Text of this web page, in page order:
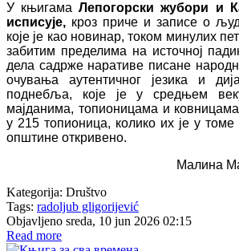
У књигамаЛепогорски жубори и
исписује, кроз приче и записе о
које је као новинар, током минулих
забитим пределима на источној
дела садрже наративе писане
очувања аутентичног језика и
поднебља, које је у средњем
мајданима, топионицама и
у 215 топионица, колико их је у томе
општине откривено.
Малина Маја
Kategorija: Društvo
Tags: radoljub gligorijević
Objavljeno sreda, 10 jun 2026 02:15
Read more